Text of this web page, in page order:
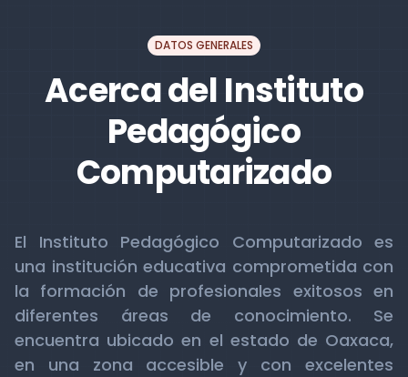
DATOS GENERALES
Acerca del Instituto
Pedagógico
Computarizado
El Instituto Pedagógico Computarizado es
una institución educativa comprometida con
la formación de profesionales exitosos en
diferentes áreas de conocimiento. Se
encuentra ubicado en el estado de Oaxaca,
en una zona accesible y con excelentes